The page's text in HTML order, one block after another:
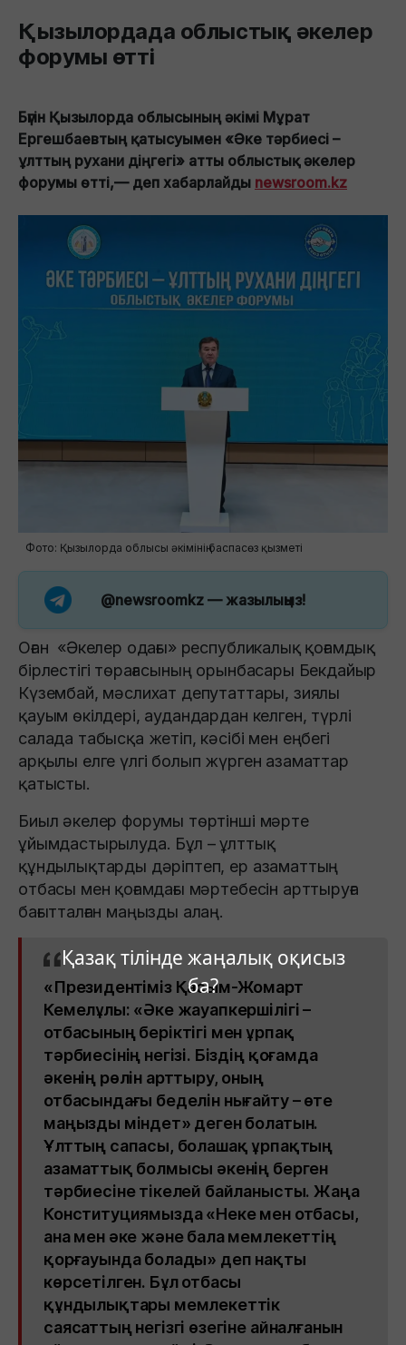
Қазақ тілінде жаңалық оқисыз
ба?
Қызылордада облыстық әкелер
форумы өтті
Бүгін Қызылорда облысының әкімі Мұрат
Ергешбаевтың қатысуымен «Әке тәрбиесі –
ұлттың рухани діңгегі» атты облыстық әкелер
форумы өтті,— деп хабарлайды newsroom.kz
Фото: Қызылорда облысы әкімінің баспасөз қызметі
@newsroomkz — жазылыңыз!
Оған «Әкелер одағы» республикалық қоғамдық
бірлестігі төрағасының орынбасары Бекдайыр
Күзембай, мәслихат депутаттары, зиялы
қауым өкілдері, аудандардан келген, түрлі
салада табысқа жетіп, кәсібі мен еңбегі
арқылы елге үлгі болып жүрген азаматтар
қатысты.
Биыл әкелер форумы төртінші мәрте
ұйымдастырылуда. Бұл – ұлттық
құндылықтарды дәріптеп, ер азаматтың
отбасы мен қоғамдағы мәртебесін арттыруға
бағытталған маңызды алаң.
«Президентіміз Қасым-Жомарт
Кемелұлы: «Әке жауапкершілігі –
отбасының беріктігі мен ұрпақ
тәрбиесінің негізі. Біздің қоғамда
әкенің рөлін арттыру, оның
отбасындағы беделін нығайту – өте
маңызды міндет» деген болатын.
Ұлттың сапасы, болашақ ұрпақтың
азаматтық болмысы әкенің берген
тәрбиесіне тікелей байланысты. Жаңа
Конституциямызда «Неке мен отбасы,
ана мен әке және бала мемлекеттің
қорғауында болады» деп нақты
көрсетілген. Бұл отбасы
құндылықтары мемлекеттік
саясаттың негізгі өзегіне айналғанын